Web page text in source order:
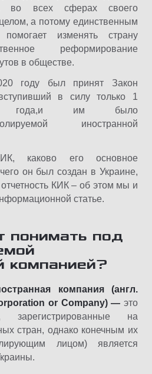
во всех сферах своего
а потому единственным
изменять страну
реформирование
в обществе.
году был принят Закон
в силу только 1
года,и им было
иностранной
каково его основное
он был создан в Украине,
КИК – об этом мы и
статье.
понимать под
компанией?
компания (англ.
or Company) — это
зарегистрированные на
стран, однако конечным их
лицом) является